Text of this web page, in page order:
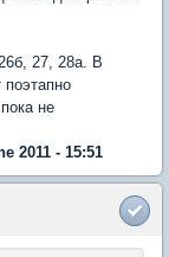
27, 28а. В
не
2011 - 15:51